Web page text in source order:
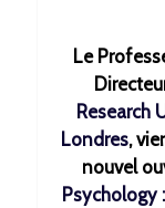
Le
Research
Londres,
nouvel
Psychology